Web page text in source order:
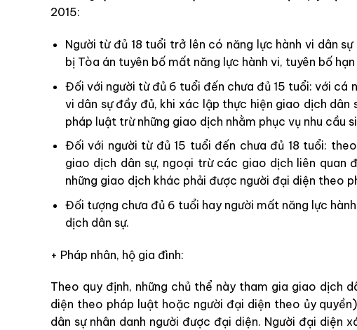
2015:
Người từ đủ 18 tuổi trở lên có năng lực hành vi dân
bị Tòa án tuyên bố mất năng lực hành vi, tuyên bố
Đối với người từ đủ 6 tuổi đến chưa đủ 15 tuổi: với cá
vi dân sự đầy đủ, khi xác lập thực hiện giao dịch
pháp luật trừ những giao dịch nhằm phục vụ nhu cầu
Đối với người từ đủ 15 tuổi đến chưa đủ 18 tuổi:
giao dịch dân sự, ngoại trừ các giao dịch liên quan
những giao dịch khác phải được người đại diện theo
Đối tượng chưa đủ 6 tuổi hay người mất năng lực
dịch dân sự.
+ Pháp nhân, hộ gia đình:
Theo quy định, những chủ thể này tham gia giao dịch
diện theo pháp luật hoặc người đại diện theo ủy
dân sự nhân danh người được đại diện. Người đại diện